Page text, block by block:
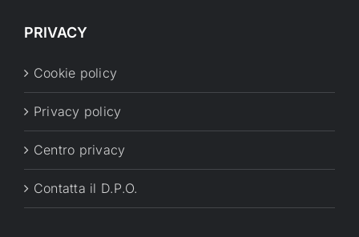
PRIVACY
Cookie policy
Privacy policy
Centro privacy
Contatta il D.P.O.